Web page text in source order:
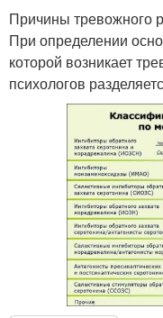
Причины тревожного
При определении
которой возникает
психологов